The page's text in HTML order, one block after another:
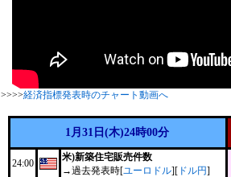
>>>>経済指標発表時のチャート動画へ
1月31日(木)24時00分
24:00
米)新築住宅販売件数
→過去発表時[ユーロドル][ ドル円]